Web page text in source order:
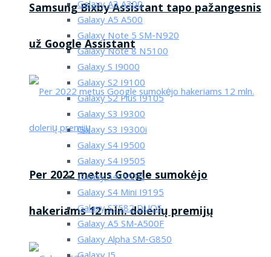
Samsung Bixby Assistant tapo pažangesnis
už Google Assistant
Per 2022 metus Google sumokėjo
hakeriams 12 mln. dolerių premijų
Galaxy A3 A300
Galaxy A5 A500
Galaxy Note 5 SM-N920
Galaxy Note 8 N5100
Galaxy S I9000
Galaxy S2 I9100
Galaxy S2 Plus I9105
Galaxy S3 I9300
Galaxy S3 I9300i
Galaxy S4 I9500
Galaxy S4 I9505
Galaxy S4 i9515
Galaxy S4 Mini I9195
Galaxy S7582 DUOS
Galaxy A5 SM-A500F
Galaxy Alpha SM-G850